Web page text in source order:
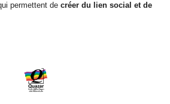
permettent de créer du lien social et de